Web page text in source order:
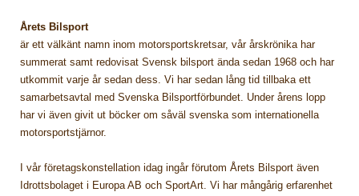
Årets Bilsport
är ett välkänt namn inom motorsportskretsar, vår årskrönika har
summerat samt redovisat Svensk bilsport ända sedan 1968 och har
utkommit varje år sedan dess. Vi har sedan lång tid tillbaka ett
samarbetsavtal med Svenska Bilsportförbundet. Under årens lopp
har vi även givit ut böcker om såväl svenska som internationella
motorsportstjärnor.
I vår företagskonstellation idag ingår förutom Årets Bilsport även
Idrottsbolaget i Europa AB och SportArt. Vi har mångårig erfarenhet